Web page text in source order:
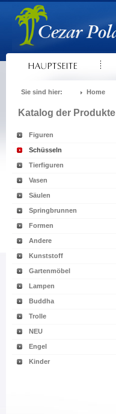
Sie sind hier: Home
Katalog der Produkte
Figuren
Schüsseln
Tierfiguren
Vasen
Säulen
Springbrunnen
Formen
Andere
Kunststoff
Gartenmöbel
Lampen
Buddha
Trolle
NEU
Engel
Kinder